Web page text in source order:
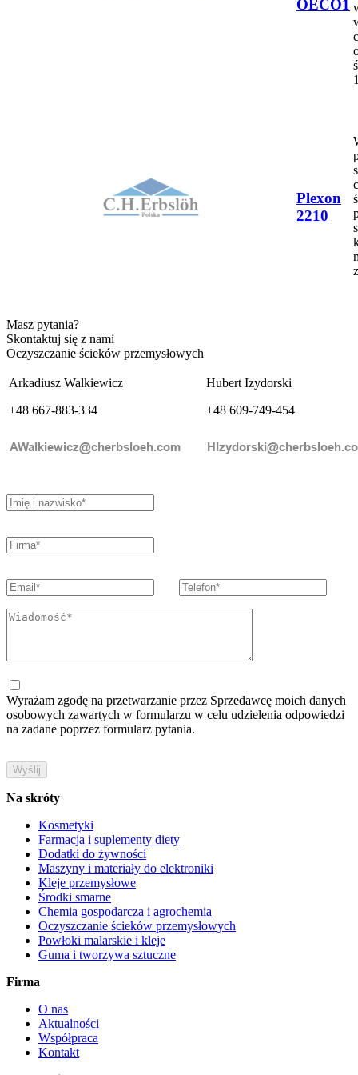
OECO1
Plexon
2210
Masz pytania?
Skontaktuj się z nami
Oczyszczanie ścieków przemysłowych
Arkadiusz Walkiewicz
+48 667-883-334
Hubert Izydorski
+48 609-749-454
Wyrażam zgodę na przetwarzanie przez Sprzedawcę moich danych
osobowych zawartych w formularzu w celu udzielenia odpowiedzi
na zadane poprzez formularz pytania.
Na skróty
Kosmetyki
Farmacja i suplementy diety
Dodatki do żywności
Maszyny i materiały do elektroniki
Kleje przemysłowe
Środki smarne
Chemia gospodarcza i agrochemia
Oczyszczanie ścieków przemysłowych
Powłoki malarskie i kleje
Guma i tworzywa sztuczne
Firma
O nas
Aktualności
Współpraca
Kontakt